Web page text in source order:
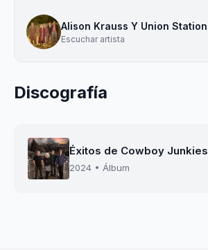
Alison Krauss Y Union Station
Escuchar artista
Discografía
Éxitos de Cowboy Junkies
2024 • Álbum